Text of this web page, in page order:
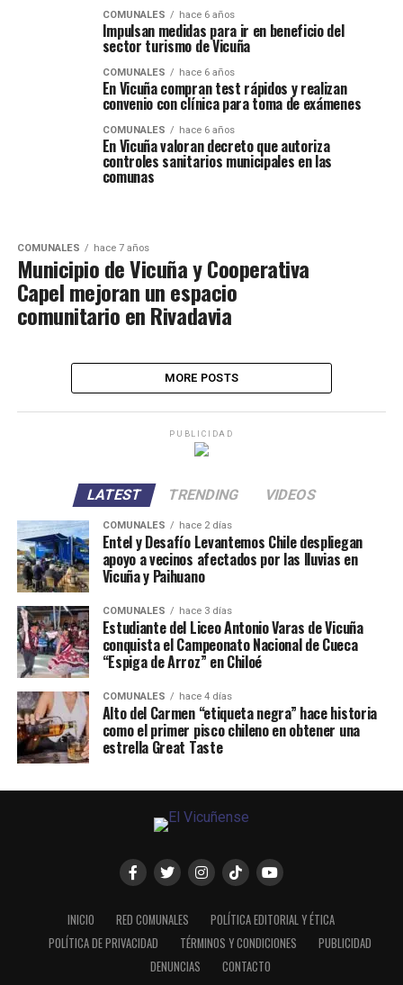
COMUNALES hace 6 años
Impulsan medidas para ir en beneficio del
sector turismo de Vicuña
COMUNALES hace 6 años
En Vicuña compran test rápidos y realizan
convenio con clínica para toma de exámenes
COMUNALES hace 6 años
En Vicuña valoran decreto que autoriza
controles sanitarios municipales en las
comunas
COMUNALES hace 7 años
Municipio de Vicuña y Cooperativa
Capel mejoran un espacio
comunitario en Rivadavia
MORE POSTS
PUBLICIDAD
LATEST TRENDING VIDEOS
COMUNALES hace 2 días
Entel y Desafío Levantemos Chile despliegan
apoyo a vecinos afectados por las lluvias en
Vicuña y Paihuano
COMUNALES hace 3 días
Estudiante del Liceo Antonio Varas de Vicuña
conquista el Campeonato Nacional de Cueca
“Espiga de Arroz” en Chiloé
COMUNALES hace 4 días
Alto del Carmen “etiqueta negra” hace historia
como el primer pisco chileno en obtener una
estrella Great Taste
INICIO RED COMUNALES
POLÍTICA EDITORIAL Y ÉTICA
POLÍTICA DE PRIVACIDAD
TÉRMINOS Y CONDICIONES
PUBLICIDAD
DENUNCIAS
CONTACTO